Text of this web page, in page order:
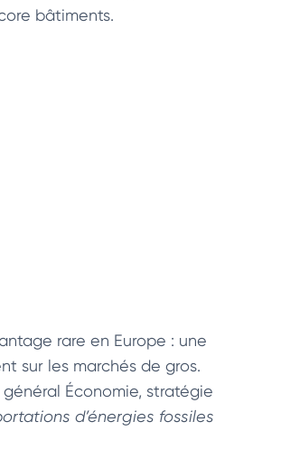
bâtiments.
rare en Europe : une
sur les marchés de gros.
général Économie, stratégie
d’énergies fossiles